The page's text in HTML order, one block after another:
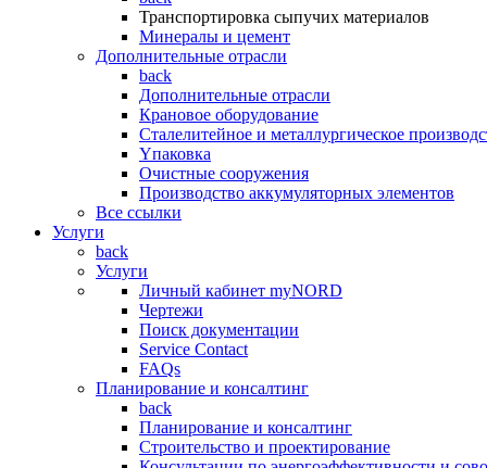
Транспортировка сыпучих материалов
Минералы и цемент
Дополнительные отрасли
back
Дополнительные отрасли
Крановое оборудование
Сталелитейное и металлургическое
Yпаковка
Очистные сооружения
Производство аккумуляторных элементов
Все ссылки
Услуги
back
Услуги
Личный кабинет myNORD
Чертежи
Поиск документации
Service Contact
FAQs
Планирование и консалтинг
back
Планирование и консалтинг
Строительство и проектирование